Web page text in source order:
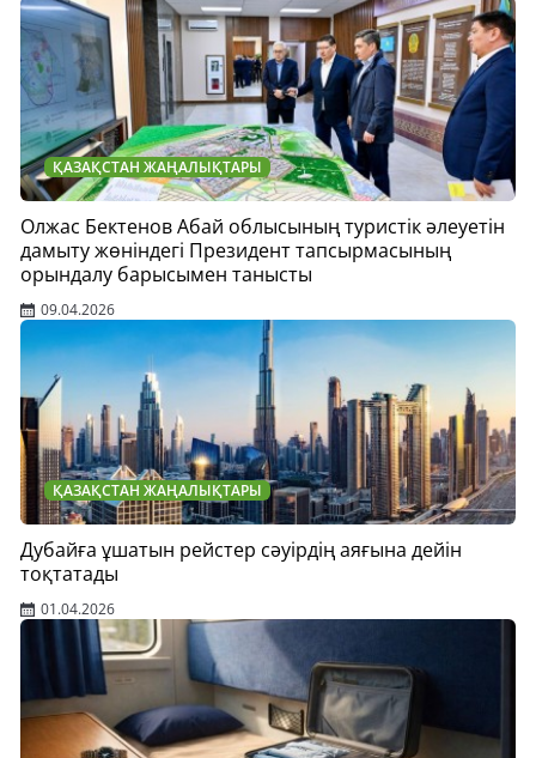
ҚАЗАҚСТАН ЖАҢАЛЫҚТАРЫ
Олжас Бектенов Абай облысының туристік әлеуетін
дамыту жөніндегі Президент тапсырмасының
орындалу барысымен танысты
09.04.2026
ҚАЗАҚСТАН ЖАҢАЛЫҚТАРЫ
Дубайға ұшатын рейстер сәуірдің аяғына дейін
тоқтатады
01.04.2026